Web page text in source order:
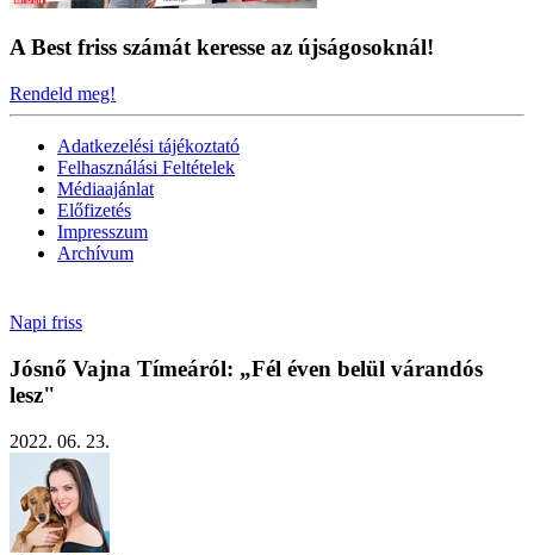
A Best friss számát keresse az újságosoknál!
Rendeld meg!
Adatkezelési tájékoztató
Felhasználási Feltételek
Médiaajánlat
Előfizetés
Impresszum
Archívum
Napi friss
Jósnő Vajna Tímeáról: „Fél éven belül várandós
lesz"
2022. 06. 23.